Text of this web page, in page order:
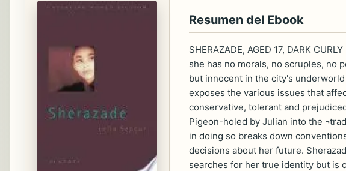
Resumen del Ebook
SHERAZADE, AGED 17, DARK
she has no morals, no scruples, no
but innocent in the city's
exposes the various issues that
conservative, tolerant and
Pigeon-holed by Julian into the
in doing so breaks down
decisions about her future.
searches for her true identity but is